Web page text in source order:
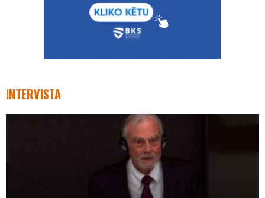
INTERVISTA